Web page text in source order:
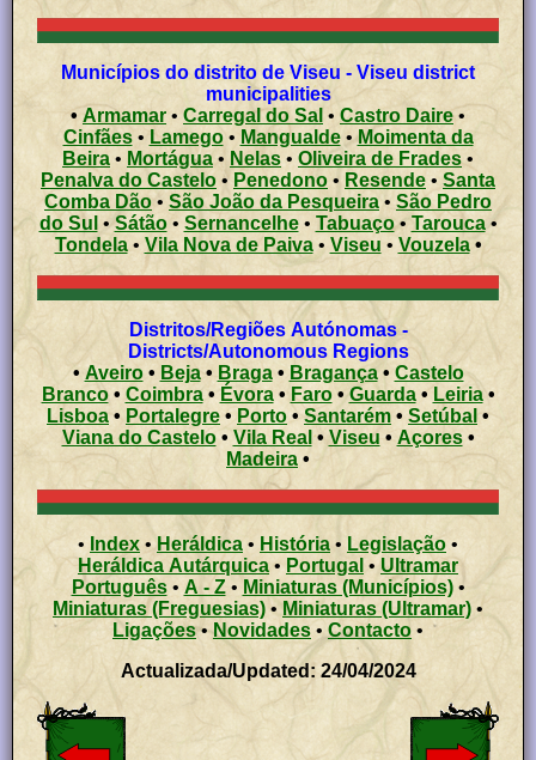
Municípios do distrito de Viseu - Viseu district
municipalities
• Armamar • Carregal do Sal • Castro Daire •
Cinfães• Lamego• Mangualde•Moimenta da
Beira • Mortágua• Nelas • Oliveira de Frades•
Penalva do Castelo • Penedono • Resende • Santa
Comba Dão• São João da Pesqueira • São Pedro
do Sul •Sátão• Sernancelhe• Tabuaço•Tarouca•
Tondela• Vila Nova de Paiva• Viseu • Vouzela •
Distritos/Regiões Autónomas -
Districts/Autonomous Regions
• Aveiro• Beja• Braga• Bragança• Castelo
Branco• Coimbra• Évora• Faro•Guarda• Leiria•
Lisboa• Portalegre • Porto•Santarém • Setúbal •
Viana do Castelo• Vila Real •Viseu • Açores •
Madeira •
• Index • Heráldica • História • Legislação •
Heráldica Autárquica • Portugal •Ultramar
Português• A - Z• Miniaturas (Municípios)•
Miniaturas (Freguesias)•Miniaturas (Ultramar) •
Ligações•Novidades • Contacto •
Actualizada/Updated: 24/04/2024